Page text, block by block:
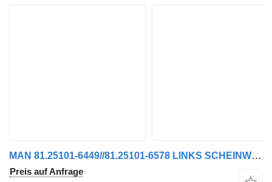
MAN 81.25101-6449//81.25101-6578 LINKS SCHEINWERFER TGA TGL TGM NEU!! für LKW
Preis auf Anfrage